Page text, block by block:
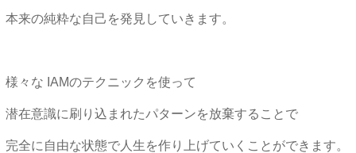
本来の純粋な自己を発見していきます。
様々な IAMのテクニックを使って
潜在意識に刷り込まれたパターンを放棄することで
完全に自由な状態で人生を作り上げていくことができます。